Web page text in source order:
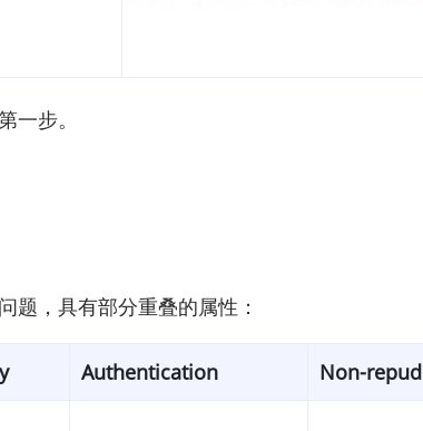
一步。
题，具有部分重叠的属性：
Authentication Non-